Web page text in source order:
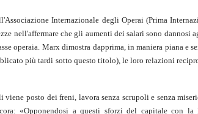
Internazionale degli Operai (Prima
nell'affermare che gli aumenti dei salari sono dannosi
operaia. Marx dimostra dapprima, in maniera piana e
più tardi sotto questo titolo), le loro relazioni
posto dei freni, lavora senza scrupoli e senza
«Opponendosi a questi sforzi del capitale con